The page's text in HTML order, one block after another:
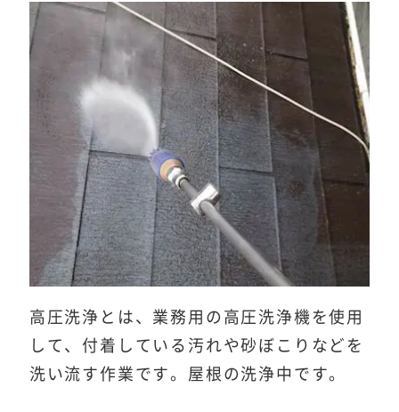
高圧洗浄とは、業務用の高圧洗浄機を使用
して、付着している汚れや砂ぼこりなどを
洗い流す作業です。屋根の洗浄中です。